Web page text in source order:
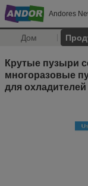
Andores
Дом
Крутые пузыри
многоразовые
для охладителей